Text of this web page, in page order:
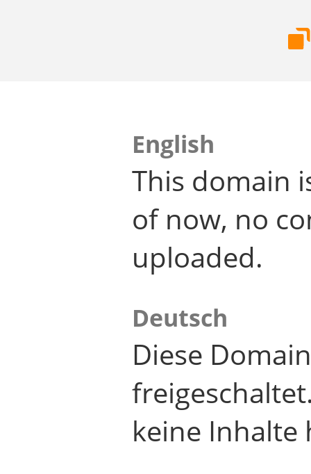
English
This domain
of now, no
uploaded.
Deutsch
Diese
keine Inhalte